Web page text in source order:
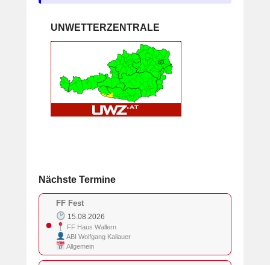
UNWETTERZENTRALE
Nächste Termine
●
FF Fest
15.08.2026
FF Haus Wallern
ABI Wolfgang Kaliauer
Allgemein